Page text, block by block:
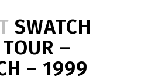
SWATCH
–
– 1999